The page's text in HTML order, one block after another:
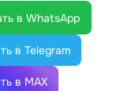
в WhatsApp
в Telegram
в MAX